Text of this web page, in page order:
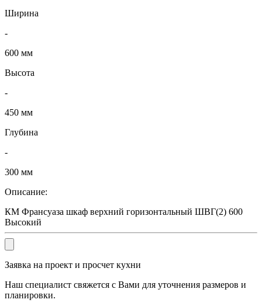
Ширина
-
600 мм
Высота
-
450 мм
Глубина
-
300 мм
Описание:
КМ Франсуаза шкаф верхний горизонтальный ШВГ(2) 600
Высокий
Заявка на проект и просчет кухни
Наш специалист свяжется с Вами для уточнения размеров и
планировки.